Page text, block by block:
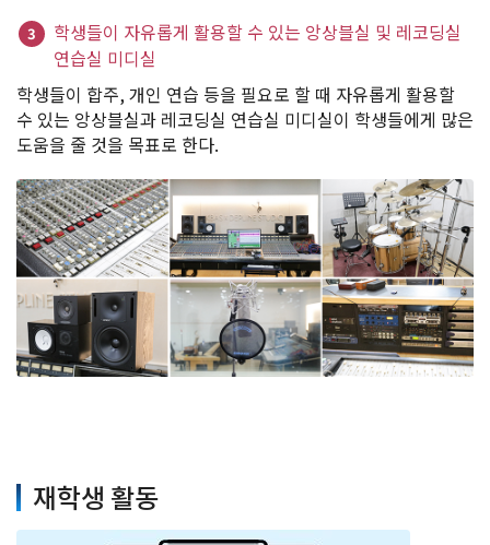
3
학생들이 자유롭게 활용할 수 있는 앙상블실 및 레코딩실
연습실 미디실
학생들이 합주, 개인 연습 등을 필요로 할 때 자유롭게 활용할
수 있는 앙상블실과 레코딩실 연습실 미디실이 학생들에게 많은
도움을 줄 것을 목표로 한다.
재학생 활동